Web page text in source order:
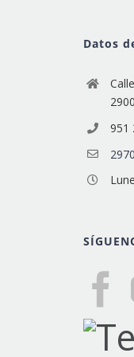
Datos
951